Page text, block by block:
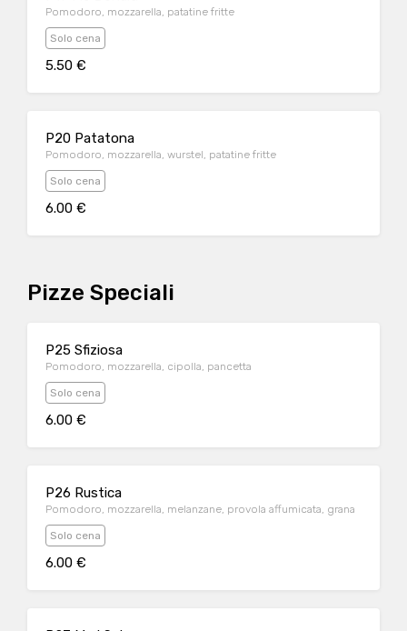
Pomodoro, mozzarella, patatine fritte
Solo cena
5.50 €
P20 Patatona
Pomodoro, mozzarella, wurstel, patatine fritte
Solo cena
6.00 €
Pizze Speciali
P25 Sfiziosa
Pomodoro, mozzarella, cipolla, pancetta
Solo cena
6.00 €
P26 Rustica
Pomodoro, mozzarella, melanzane, provola affumicata, grana
Solo cena
6.00 €